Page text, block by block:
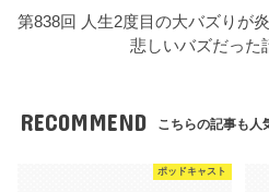
第838回 人生2度目の大バズりが
悲しいバズだった
RECOMMEND こちらの記事も人
ポッドキャスト